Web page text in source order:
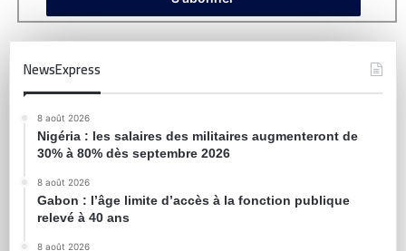
NewsExpress
8 août 2026
Nigéria : les salaires des militaires augmenteront de
30% à 80% dès septembre 2026
8 août 2026
Gabon : l’âge limite d’accès à la fonction publique
relevé à 40 ans
8 août 2026